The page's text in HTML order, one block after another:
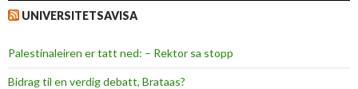
UNIVERSITETSAVISA
Palestinaleiren er tatt ned: – Rektor sa stopp
Bidrag til en verdig debatt, Brataas?